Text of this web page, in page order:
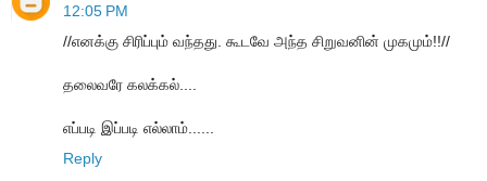
12:05 PM
//எனக்கு சிரிப்பும் வந்தது. கூடவே அந்த சிறுவனின் முகமும்!!//
தலைவரே கலக்கல்....
எப்படி இப்படி எல்லாம்......
Reply